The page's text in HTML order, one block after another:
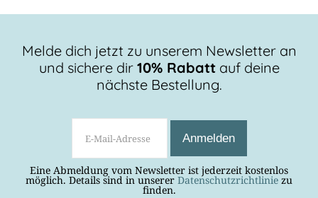
Melde dich jetzt zu unserem Newsletter an
und sichere dir 10% Rabattauf deine
nächste Bestellung.
Eine Abmeldung vom Newsletter ist jederzeit kostenlos
möglich. Details sind in unserer Datenschutzrichtlinie zu
finden.